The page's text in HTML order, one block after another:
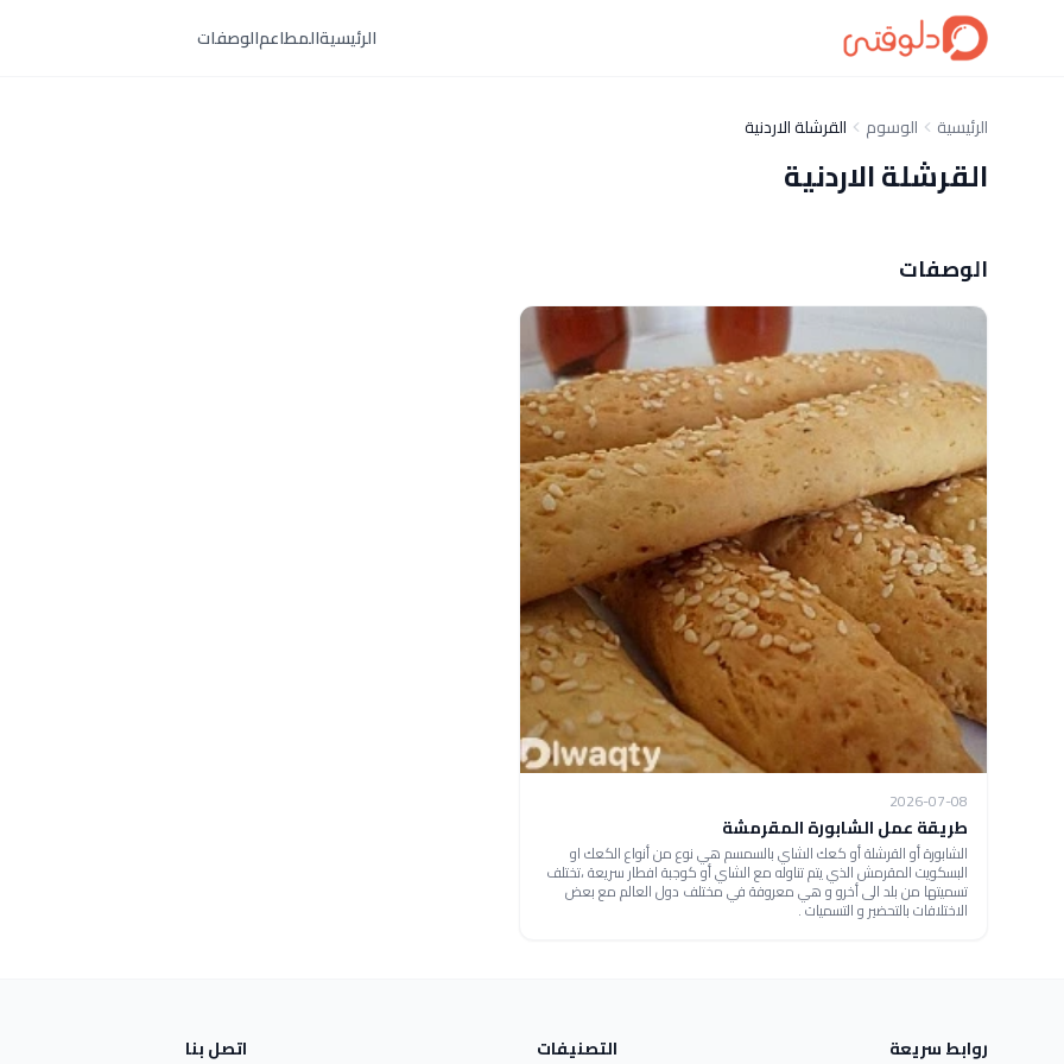
الرئيسيةالمطاعمالوصفات
الرئيسية الوسوم القرشلة الاردنية
القرشلة الاردنية
الوصفات
2026-07-08
طريقة عمل الشابورة المقرمشة
الشابورة أو القرشلة أو كعك الشاي بالسمسم هي نوع من أنواع الكعك او
البسكويت المقرمش الذي يتم تناوله مع الشاي أو كوجبة افطار سريعة ،تختلف
تسميتها من بلد الى أخرو و هي معروفة في مختلف دول العالم مع بعض
الاختلافات بالتحضير و التسميات .
روابط سريعة التصنيفات اتصل بنا